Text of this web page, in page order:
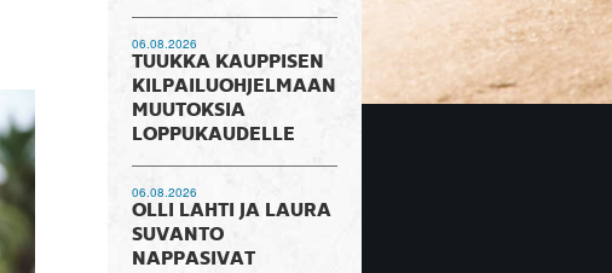
06.08.2026
TUUKKA KAUPPISEN
KILPAILUOHJELMAAN
MUUTOKSIA
LOPPUKAUDELLE
06.08.2026
OLLI LAHTI JA LAURA
SUVANTO
NAPPASIVAT